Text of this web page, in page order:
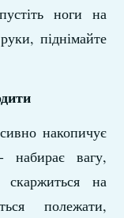
ноги на
піднімайте
накопичує
набирає вагу,
на
полежати,